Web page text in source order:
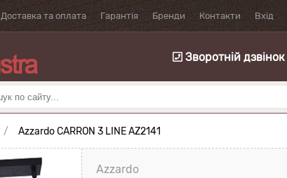
Доставка та оплата Гарантія Бренди Контакти Вхід
Зворотній дзвінок
Azzardo CARRON 3 LINE AZ2141
Azzardo